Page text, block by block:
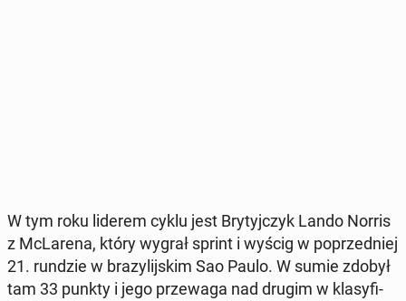
W tym roku liderem cyklu jest Bry­tyj­czyk Lando Norris
z McLa­re­na, który wygrał sprint i wyścig w po­przed­niej
21. rundzie w bra­zy­lij­skim Sao Paulo. W sumie zdobył
tam 33 punkty i jego prze­wa­ga nad drugim w kla­sy­fi­